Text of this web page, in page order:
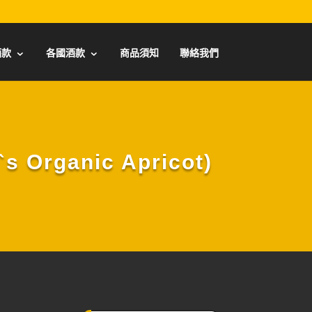
各國酒款 商品須知 聯絡我們
Organic Apricot)